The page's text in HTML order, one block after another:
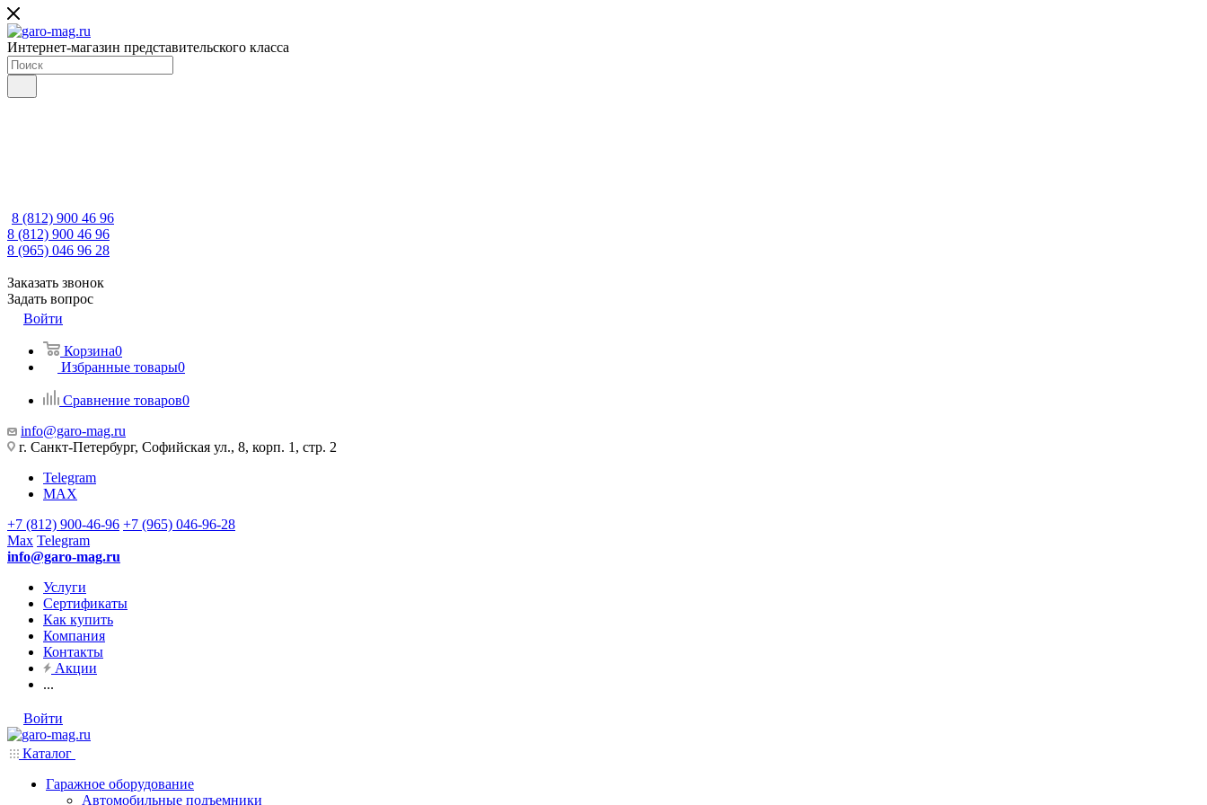
Интернет-магазин представительского класса
8 (812) 900 46 96
8 (812) 900 46 96
8 (965) 046 96 28
Заказать звонок
Задать вопрос
Войти
Корзина0
Избранные товары0
Сравнение товаров0
info@garo-mag.ru
г. Санкт-Петербург, Софийская ул., 8, корп. 1, стр. 2
Telegram
MAX
+7 (812) 900-46-96 +7 (965) 046-96-28
Max Telegram
info@garo-mag.ru
Услуги
Сертификаты
Как купить
Компания
Контакты
Акции
...
Войти
Каталог
Гаражное оборудование
Автомобильные подъемники